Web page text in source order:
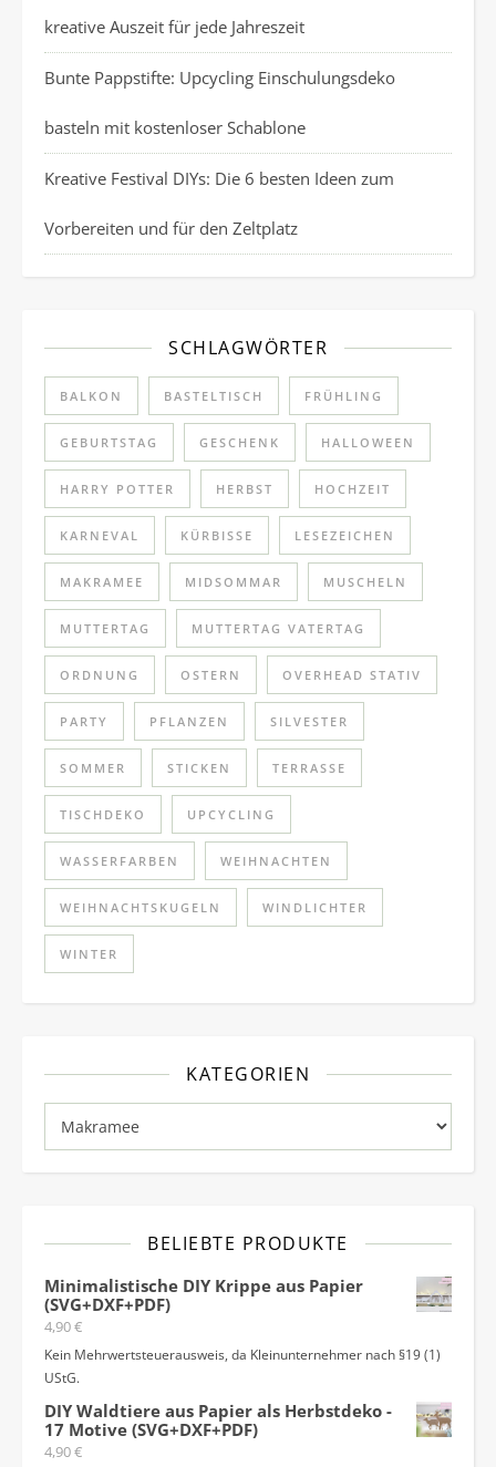
kreative Auszeit für jede Jahreszeit
Bunte Pappstifte: Upcycling Einschulungsdeko
basteln mit kostenloser Schablone
Kreative Festival DIYs: Die 6 besten Ideen zum
Vorbereiten und für den Zeltplatz
SCHLAGWÖRTER
BALKON BASTELTISCH FRÜHLING
GEBURTSTAG GESCHENK HALLOWEEN
HARRY POTTER HERBST HOCHZEIT
KARNEVAL KÜRBISSE LESEZEICHEN
MAKRAMEE MIDSOMMAR MUSCHELN
MUTTERTAG MUTTERTAG VATERTAG
ORDNUNG OSTERN OVERHEAD STATIV
PARTY PFLANZEN SILVESTER
SOMMER STICKEN TERRASSE
TISCHDEKO UPCYCLING
WASSERFARBEN WEIHNACHTEN
WEIHNACHTSKUGELN WINDLICHTER
WINTER
KATEGORIEN
Kategorien
BELIEBTE PRODUKTE
Minimalistische DIY Krippe aus Papier
(SVG+DXF+PDF)
4,90€
Kein Mehrwertsteuerausweis, da Kleinunternehmer nach §19 (1)
UStG.
DIY Waldtiere aus Papier als Herbstdeko -
17 Motive (SVG+DXF+PDF)
4,90€